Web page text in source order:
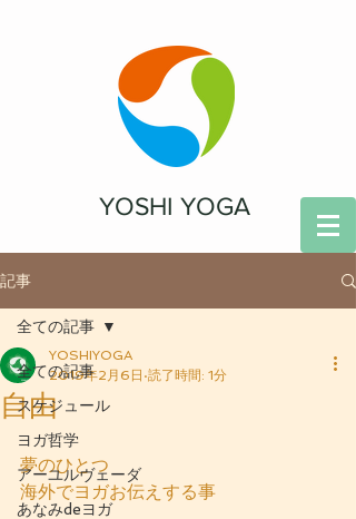
YOSHI YOGA
記事
全ての記事
スケジュール
ヨガ哲学
アーユルヴェーダ
あなみdeヨガ
全ての記事
自由
YOSHIYOGA
2019年2月6日 読了時間: 1分
夢のひとつ
海外でヨガお伝えする事